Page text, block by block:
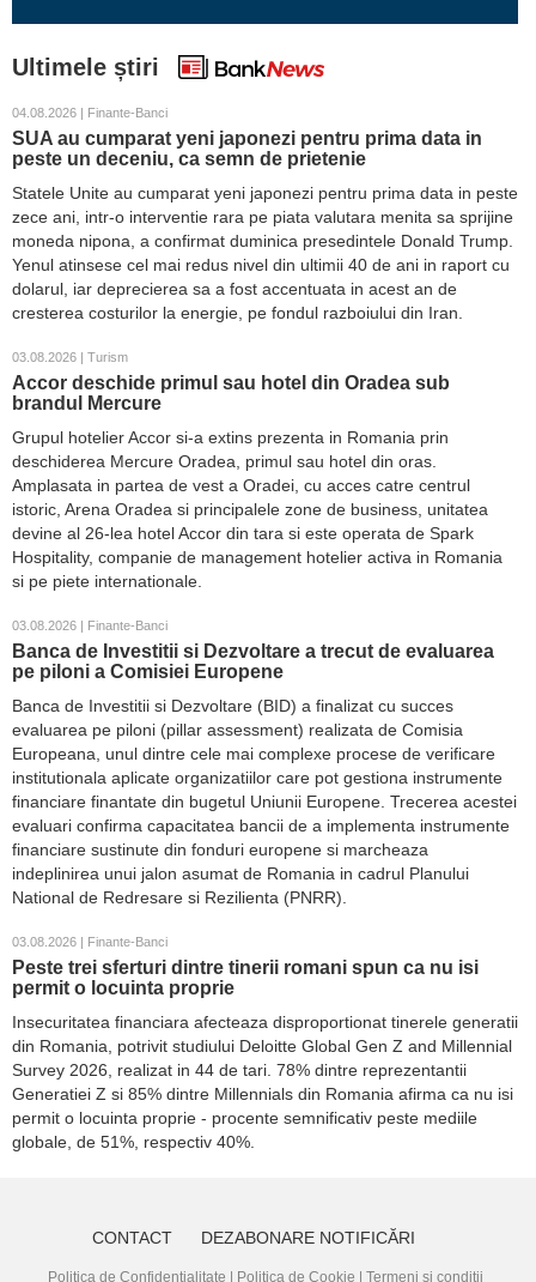
Ultimele știri
04.08.2026 | Finante-Banci
SUA au cumparat yeni japonezi pentru prima data in
peste un deceniu, ca semn de prietenie
Statele Unite au cumparat yeni japonezi pentru prima data in peste
zece ani, intr-o interventie rara pe piata valutara menita sa sprijine
moneda nipona, a confirmat duminica presedintele Donald Trump.
Yenul atinsese cel mai redus nivel din ultimii 40 de ani in raport cu
dolarul, iar deprecierea sa a fost accentuata in acest an de
cresterea costurilor la energie, pe fondul razboiului din Iran.
03.08.2026 | Turism
Accor deschide primul sau hotel din Oradea sub
brandul Mercure
Grupul hotelier Accor si-a extins prezenta in Romania prin
deschiderea Mercure Oradea, primul sau hotel din oras.
Amplasata in partea de vest a Oradei, cu acces catre centrul
istoric, Arena Oradea si principalele zone de business, unitatea
devine al 26-lea hotel Accor din tara si este operata de Spark
Hospitality, companie de management hotelier activa in Romania
si pe piete internationale.
03.08.2026 | Finante-Banci
Banca de Investitii si Dezvoltare a trecut de evaluarea
pe piloni a Comisiei Europene
Banca de Investitii si Dezvoltare (BID) a finalizat cu succes
evaluarea pe piloni (pillar assessment) realizata de Comisia
Europeana, unul dintre cele mai complexe procese de verificare
institutionala aplicate organizatiilor care pot gestiona instrumente
financiare finantate din bugetul Uniunii Europene. Trecerea acestei
evaluari confirma capacitatea bancii de a implementa instrumente
financiare sustinute din fonduri europene si marcheaza
indeplinirea unui jalon asumat de Romania in cadrul Planului
National de Redresare si Rezilienta (PNRR).
03.08.2026 | Finante-Banci
Peste trei sferturi dintre tinerii romani spun ca nu isi
permit o locuinta proprie
Insecuritatea financiara afecteaza disproportionat tinerele generatii
din Romania, potrivit studiului Deloitte Global Gen Z and Millennial
Survey 2026, realizat in 44 de tari. 78% dintre reprezentantii
Generatiei Z si 85% dintre Millennials din Romania afirma ca nu isi
permit o locuinta proprie - procente semnificativ peste mediile
globale, de 51%, respectiv 40%.
CONTACT DEZABONARE NOTIFICĂRI
Politica de Confidențialitate Politica de Cookie Termeni și condiții